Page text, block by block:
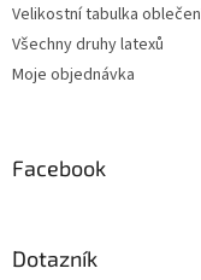
Velikostní tabulka
Všechny druhy latexů
Moje objednávka
Facebook
Dotazník